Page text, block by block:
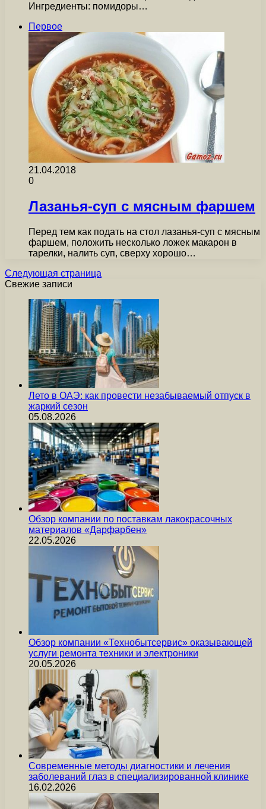
Ингредиенты: помидоры…
Первое
21.04.2018
0
Лазанья-суп с мясным фаршем
Перед тем как подать на стол лазанья-суп с мясным
фаршем, положить несколько ложек макарон в
тарелки, налить суп, сверху хорошо…
Следующая страница
Свежие записи
Лето в ОАЭ: как провести незабываемый отпуск в
жаркий сезон
05.08.2026
Обзор компании по поставкам лакокрасочных
материалов «Дарфарбен»
22.05.2026
Обзор компании «Технобытсервис» оказывающей
услуги ремонта техники и электроники
20.05.2026
Современные методы диагностики и лечения
заболеваний глаз в специализированной клинике
16.02.2026